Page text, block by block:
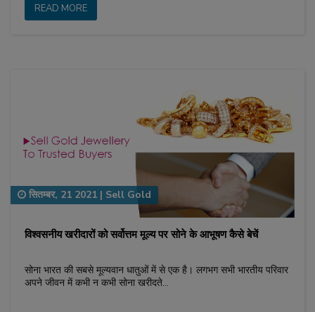
READ MORE
विश्वसनीय खरीदारों को सर्वोत्तम मूल्य पर सोने के आभूषण कैसे बेचें
सितम्बर, 21 2021 | Sell Gold
सोना भारत की सबसे मूल्यवान धातुओं में से एक है। लगभग सभी भारतीय परिवार
अपने जीवन में कभी न कभी सोना खरीदते…